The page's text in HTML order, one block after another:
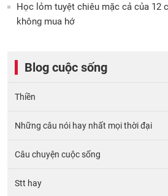
Học lỏm tuyệt chiêu mặc cả của 12
không mua hớ
Blog cuộc sống
Thiền
Những câu nói hay nhất mọi thời đại
Câu chuyện cuộc sống
Stt hay